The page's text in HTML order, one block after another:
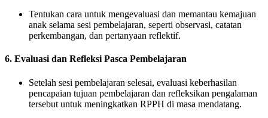
Tentukan cara untuk mengevaluasi dan memantau kemajuan
anak selama sesi pembelajaran, seperti observasi, catatan
perkembangan, dan pertanyaan reflektif.
6. Evaluasi dan Refleksi Pasca Pembelajaran
Setelah sesi pembelajaran selesai, evaluasi keberhasilan
pencapaian tujuan pembelajaran dan refleksikan pengalaman
tersebut untuk meningkatkan RPPH di masa mendatang.